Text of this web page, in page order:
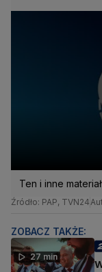
Ten i inne
Źródło: PAP, TVN24
ZOBACZ TAKŻE:
27 min